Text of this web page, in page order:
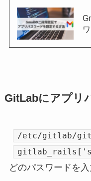
GitLabにアプリ
/etc/gitlab/
どのパスワードを入